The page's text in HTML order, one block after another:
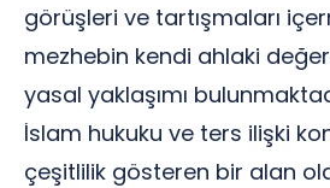
görüşleri ve tartışmaları
mezhebin kendi ahlaki
yasal yaklaşımı
İslam hukuku ve ters ilişki
çeşitlilik gösteren bir alan